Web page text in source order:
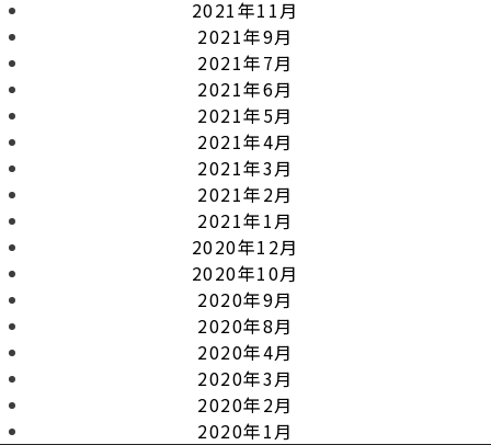
2021年11月
2021年9月
2021年7月
2021年6月
2021年5月
2021年4月
2021年3月
2021年2月
2021年1月
2020年12月
2020年10月
2020年9月
2020年8月
2020年4月
2020年3月
2020年2月
2020年1月